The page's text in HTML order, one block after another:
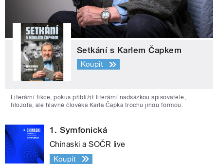
Setkání s Karlem Čapkem
Koupit
Literární fikce, pokus přiblížit literární nadsázkou spisovatele,
filozofa, ale hlavně člověka Karla Čapka trochu jinou formou.
1. Symfonická
Chinaski a SOČR live
Koupit